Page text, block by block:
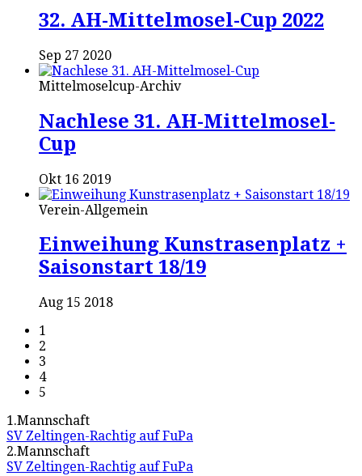
32. AH-Mittelmosel-Cup 2022
Sep 27 2020
Mittelmoselcup-Archiv
Nachlese 31. AH-Mittelmosel-
Cup
Okt 16 2019
Verein-Allgemein
Einweihung Kunstrasenplatz +
Saisonstart 18/19
Aug 15 2018
1
2
3
4
5
1.Mannschaft
SV Zeltingen-Rachtig auf FuPa
2.Mannschaft
SV Zeltingen-Rachtig auf FuPa